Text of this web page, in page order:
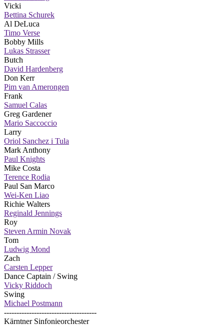
Vicki
Bettina Schurek
Al DeLuca
Timo Verse
Bobby Mills
Lukas Strasser
Butch
David Hardenberg
Don Kerr
Pim van Amerongen
Frank
Samuel Calas
Greg Gardener
Mario Saccoccio
Larry
Oriol Sanchez i Tula
Mark Anthony
Paul Knights
Mike Costa
Terence Rodia
Paul San Marco
Wei-Ken Liao
Richie Walters
Reginald Jennings
Roy
Steven Armin Novak
Tom
Ludwig Mond
Zach
Carsten Lepper
Dance Captain / Swing
Vicky Riddoch
Swing
Michael Postmann
-------------------------------------
Kärntner Sinfonieorchester